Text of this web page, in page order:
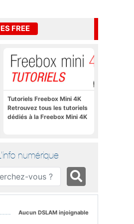
FREE
Tutoriels Freebox Mini 4K
Retrouvez tous les tutoriels
dédiés à la Freebox Mini 4K
numérique
Aucun DSLAM injoignable